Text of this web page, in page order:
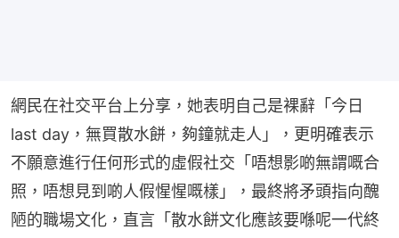
網民在社交平台上分享，她表明自己是裸辭「今日
last day，無買散水餅，夠鐘就走人」，更明確表示
不願意進行任何形式的虛假社交「唔想影啲無謂嘅合
照，唔想見到啲人假惺惺嘅樣」，最終將矛頭指向醜
陋的職場文化，直言「散水餅文化應該要喺呢一代終